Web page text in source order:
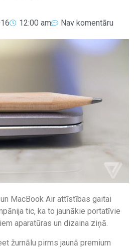
12:00 am Nav komentāru
MacBook Air attīstības gaitai
tic, ka to jaunākie portatīvie
aparatūras un dizaina ziņā.
žurnālu pirms jaunā premium